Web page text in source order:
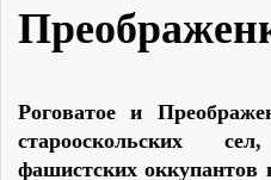
Роговатое и
старооскольских
фашистских оккупантов